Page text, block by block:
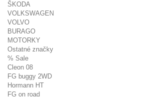
ŠKODA
VOLKSWAGEN
VOLVO
BURAGO
MOTORKY
Ostatné značky
% Sale
Cleon 08
FG buggy 2WD
Hormann HT
FG on road